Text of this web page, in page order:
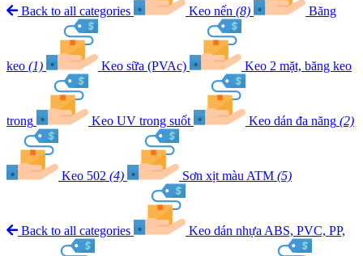
Back to all categories Keo nến (8) Băng
keo (1) Keo sữa (PVAc) Keo 2 mặt, băng keo
trong Keo UV trong suốt Keo dán đa năng (2)
Keo 502 (4) Sơn xịt màu ATM (5)
Back to all categories Keo dán nhựa ABS, PVC, PP,